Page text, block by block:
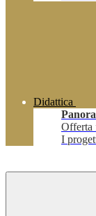
Didattica
Offerta
I